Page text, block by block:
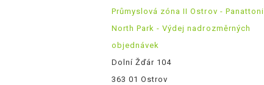
Průmyslová zóna II Ostrov - Panattoni
North Park - Výdej nadrozměrných
objednávek
Dolní Žďár 104
363 01 Ostrov